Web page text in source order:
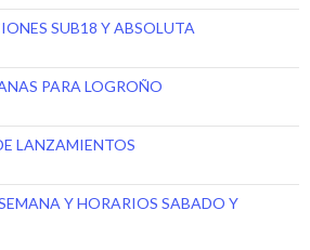
SUB18 Y ABSOLUTA
PARA LOGROÑO
LANZAMIENTOS
Y HORARIOS SABADO Y